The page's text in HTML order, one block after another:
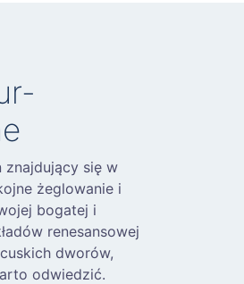
się w
żeglowanie i
bogatej i
renesansowej
dworów,
odwiedzić.